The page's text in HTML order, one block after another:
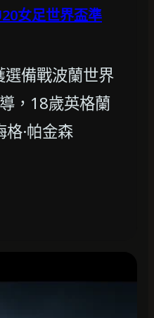
女足世界盃準
備戰波蘭世界
，18歲英格蘭
格·帕金森